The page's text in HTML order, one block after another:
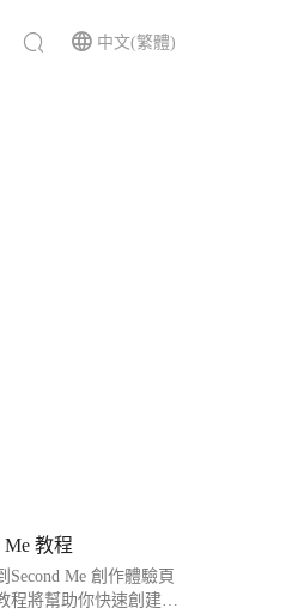
中文(繁體)
Me 教程
Second Me 創作體驗頁
程將幫助你快速創建並